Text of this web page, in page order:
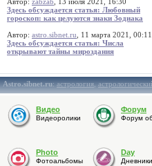
Здесь обсуждается статья: Любовный
гороскоп: как целуются знаки Зодиака
Автор: astro.sibnet.ru , 11 марта 2021, 00:11
Здесь обсуждается статья: Числа
открывают тайны мироздания
Astro.sibnet.ru:астрология,
Видео
Видеоролики
Форум
Форум
Photo
Фотоальбомы
Day
Дневники